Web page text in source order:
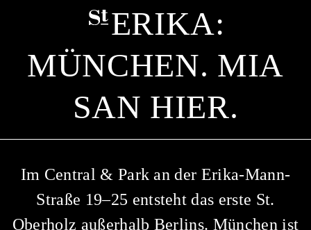
ERIKA:
MÜNCHEN. MIA
SAN HIER.
Im Central & Park an der Erika-Mann-
Straße 19–25 entsteht das erste St.
Oberholz außerhalb Berlins. München ist